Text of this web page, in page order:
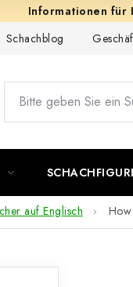
Schachblog
auf Englisch